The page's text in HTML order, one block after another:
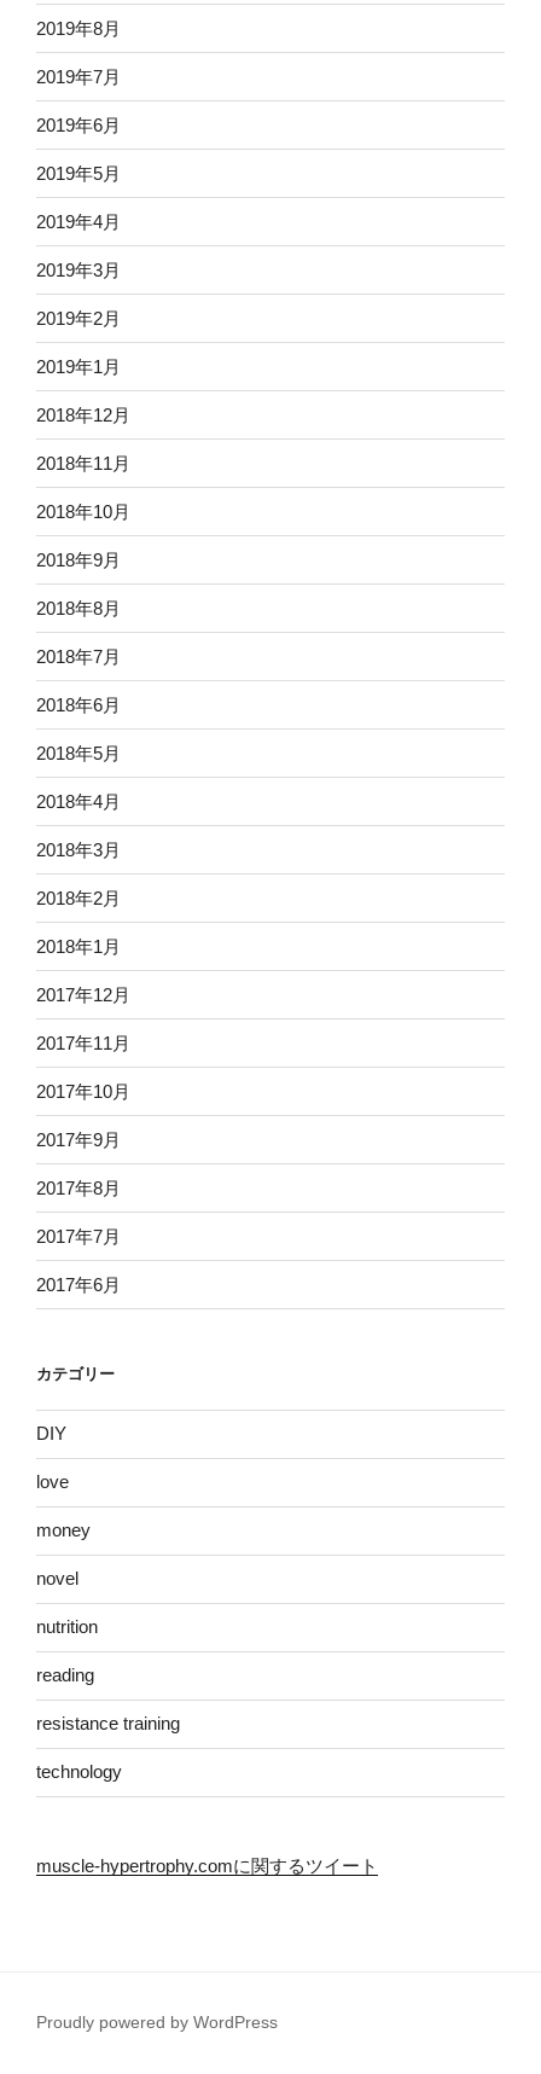
2019年8月
2019年7月
2019年6月
2019年5月
2019年4月
2019年3月
2019年2月
2019年1月
2018年12月
2018年11月
2018年10月
2018年9月
2018年8月
2018年7月
2018年6月
2018年5月
2018年4月
2018年3月
2018年2月
2018年1月
2017年12月
2017年11月
2017年10月
2017年9月
2017年8月
2017年7月
2017年6月
カテゴリー
DIY
love
money
novel
nutrition
reading
resistance training
technology
muscle-hypertrophy.comに関するツイート
Proudly powered by WordPress